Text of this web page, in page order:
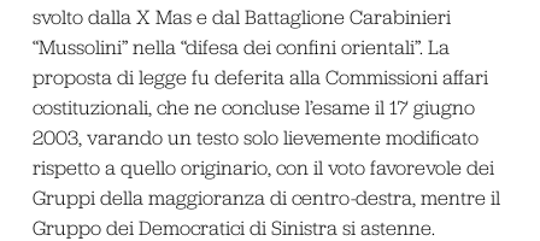
svolto dalla X Mas e dal Battaglione Carabinieri
“Mussolini” nella “difesa dei confini orientali”. La
proposta di legge fu deferita alla Commissioni affari
costituzionali, che ne concluse l’esame il 17 giugno
2003, varando un testo solo lievemente modificato
rispetto a quello originario, con il voto favorevole dei
Gruppi della maggioranza di centro-destra, mentre il
Gruppo dei Democratici di Sinistra si astenne.